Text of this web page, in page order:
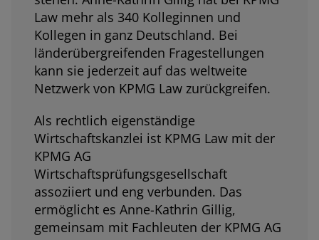
Law mehr als 340 Kolleginnen und
Kollegen in ganz Deutschland. Bei
länderübergreifenden Fragestellungen
kann sie jederzeit auf das weltweite
Netzwerk von KPMG Law zurückgreifen.
Als rechtlich eigenständige
Wirtschaftskanzlei ist KPMG Law mit der
KPMG AG
Wirtschaftsprüfungsgesellschaft
assoziiert und eng verbunden. Das
ermöglicht es Anne-Kathrin Gillig,
gemeinsam mit Fachleuten der KPMG AG